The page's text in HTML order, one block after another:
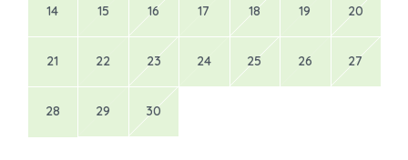
14 15 16 17 18 19 20
21 22 23 24 25 26 27
28 29 30